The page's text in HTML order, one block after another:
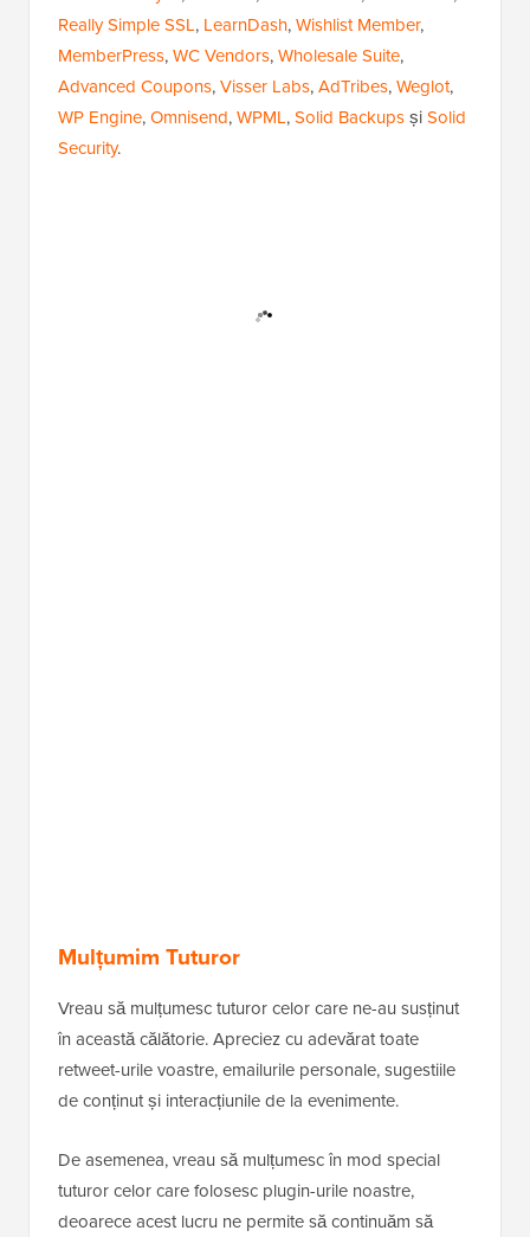
Really Simple SSL, LearnDash,Wishlist Member,
MemberPress,WC Vendors,Wholesale Suite,
Advanced Coupons,Visser Labs,AdTribes,Weglot,
WP Engine,Omnisend,WPML,Solid BackupsșiSolid
Security.
Mulțumim Tuturor
Vreau să mulțumesc tuturor celor care ne-au susținut
în această călătorie. Apreciez cu adevărat toate
retweet-urile voastre, emailurile personale, sugestiile
de conținut și interacțiunile de la evenimente.
De asemenea, vreau să mulțumesc în mod special
tuturor celor care folosesc plugin-urile noastre,
deoarece acest lucru ne permite să continuăm să